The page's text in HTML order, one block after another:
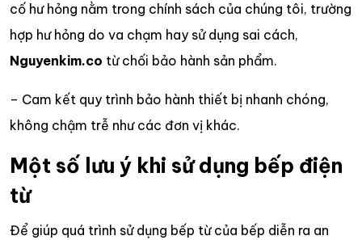
cố hư hỏng nằm trong chính sách của chúng tôi, trường
hợp hư hỏng do va chạm hay sử dụng sai cách,
Nguyenkim.co từ chối bảo hành sản phẩm.
– Cam kết quy trình bảo hành thiết bị nhanh chóng,
không chậm trễ như các đơn vị khác.
Một số lưu ý khi sử dụng bếp điện
từ
Để giúp quá trình sử dụng bếp từ của bếp diễn ra an